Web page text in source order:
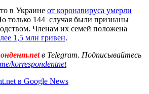
в Украине от коронавируса умерли
только 144 случая были признаны
Членам их семей положена
1,5 млн гривен.
в Telegram. Подписывайтесь
korrespondentnet
в Google News